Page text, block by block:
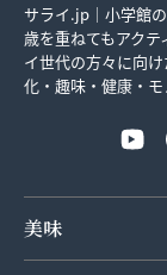
サライ.jp｜小学館
歳を重ねてもアク
イ世代の方々に向
化・趣味・健康・モ
美味